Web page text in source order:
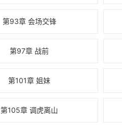
第93章 会场交锋
第97章 战前
第101章 姐妹
第105章 调虎离山